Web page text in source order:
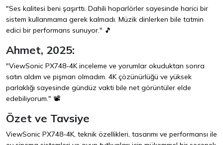
"Ses kalitesi beni şaşırttı. Dahili hoparlörler sayesinde harici bir
sistem kullanmama gerek kalmadı. Müzik dinlerken bile tatmin
edici bir performans sunuyor." 🎵
Ahmet, 2025:
"ViewSonic PX748-4K inceleme ve yorumlar okuduktan sonra
satın aldım ve pişman olmadım. 4K çözünürlüğü ve yüksek
parlaklığı sayesinde gündüz vakti bile net görüntüler elde
edebiliyorum." 📽️
Özet ve Tavsiye
ViewSonic PX748-4K, teknik özellikleri, tasarımı ve performansı ile